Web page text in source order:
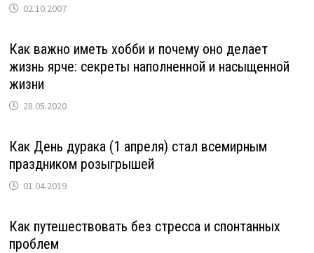
02.10.2007
Как важно иметь хобби и почему оно делает
жизнь ярче: секреты наполненной и насыщенной
жизни
28.05.2020
Как День дурака (1 апреля) стал всемирным
праздником розыгрышей
01.04.2019
Как путешествовать без стресса и спонтанных
проблем